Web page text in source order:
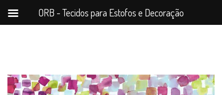
ORB - Tecidos para Estofos e Decoração